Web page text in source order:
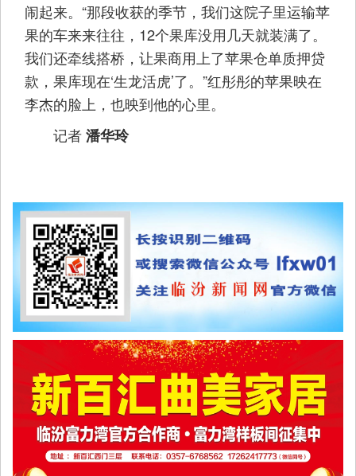
闹起来。“那段收获的季节，我们这院子里运输苹
果的车来来往往，12个果库没用几天就装满了。
我们还牵线搭桥，让果商用上了苹果仓单质押贷
款，果库现在‘生龙活虎’了。”红彤彤的苹果映在
李杰的脸上，也映到他的心里。
记者潘华玲